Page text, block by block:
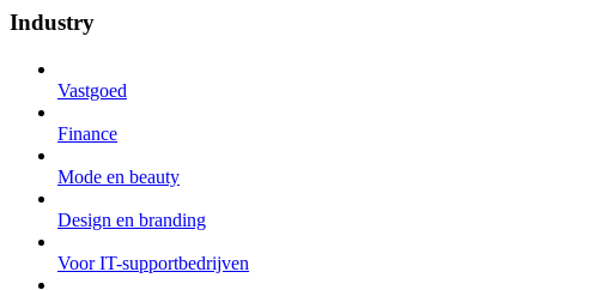
Industry
Vastgoed
Finance
Mode en beauty
Design en branding
Voor IT-supportbedrijven